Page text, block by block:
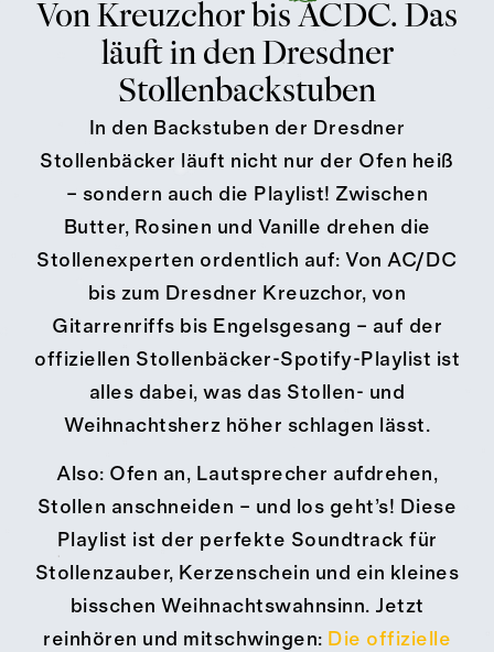
Von Kreuzchor bis ACDC. Das
läuft in den Dresdner
Stollenbackstuben
In den Backstuben der Dresdner
Stollenbäcker läuft nicht nur der Ofen heiß
– sondern auch die Playlist! Zwischen
Butter, Rosinen und Vanille drehen die
Stollenexperten ordentlich auf: Von AC/DC
bis zum Dresdner Kreuzchor, von
Gitarrenriffs bis Engelsgesang – auf der
offiziellen Stollenbäcker-Spotify-Playlist ist
alles dabei, was das Stollen- und
Weihnachtsherz höher schlagen lässt.
Also: Ofen an, Lautsprecher aufdrehen,
Stollen anschneiden – und los geht’s! Diese
Playlist ist der perfekte Soundtrack für
Stollenzauber, Kerzenschein und ein kleines
bisschen Weihnachtswahnsinn. Jetzt
reinhören und mitschwingen: Die offizielle